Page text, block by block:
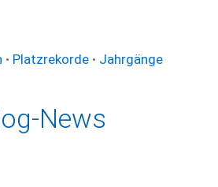
• Platzrekorde • Jahrgänge
News